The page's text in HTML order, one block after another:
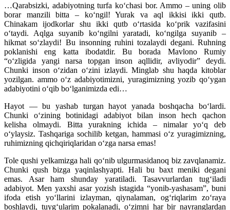
…Qarabsizki, adabiyotning turfa ko‘chasi bor. Ammo – uning olib
borar manzili bitta – ko‘ngil! Yurak va aql ikkisi ikki qutb.
Chinakam ijodkorlar shu ikki qutb o‘rtasida ko‘prik vazifasini
o‘taydi. Aqlga suyanib ko‘ngilni yaratadi, ko‘ngilga suyanib –
hikmat so‘zlaydi! Bu insonning ruhini tozalaydi degani. Ruhning
poklanishi eng katta ibodatdir. Bu borada Mavlono Rumiy
“o‘zligida yangi narsa topgan inson aqllidir, avliyodir” deydi.
Chunki inson o‘zidan o‘zini izlaydi. Minglab shu haqda kitoblar
yozilgan. ammo o‘z adabiyotimizni, yuragimizning yozib qo‘ygan
adabiyotini o‘qib bo‘lganimizda edi…
Hayot — bu yashab turgan hayot yanada boshqacha bo‘lardi.
Chunki o‘zining botinidagi adabiyot bilan inson hech qachon
kelisha olmaydi. Bitta yurakning ichida – nimalar yo‘q deb
o‘ylaysiz. Tashqariga sochilib ketgan, hammasi o‘z yuragimizning,
ruhimizning qichqiriqlaridan o‘zga narsa emas!
Tole qushi yelkamizga hali qo‘nib ulgurmasidanoq biz zavqlanamiz.
Chunki qush bizga yaqinlashyapti. Hali bu baxt meniki degani
emas. Asar ham shunday yaratiladi. Tasavvurlardan tug‘iladi
adabiyot. Men yaxshi asar yozish istagida “yonib-yashasam”, buni
ifoda etish yo‘llarini izlayman, qiynalaman, og‘riqlarim zo‘raya
boshlaydi, tuyg‘ularim pokalanadi, o‘zimni har bir nayranglardan